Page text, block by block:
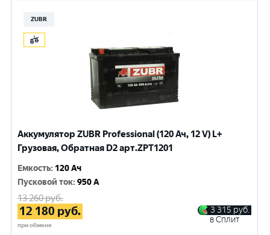
ZUBR
Аккумулятор ZUBR Professional (120 Ач, 12 V) L+
Грузовая, Обратная D2 арт.ZPT1201
Емкость: 120 Ач
Пусковой ток:950 A
13 260руб.
12 180 руб.
при обмене
3 315 руб.
в Сплит